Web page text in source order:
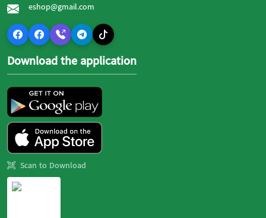
eshop@gmail.com
Download the application
Scan to Download